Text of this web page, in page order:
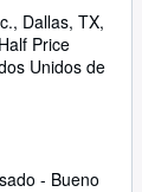
Dallas, TX,
Half Price
Unidos de
- Bueno